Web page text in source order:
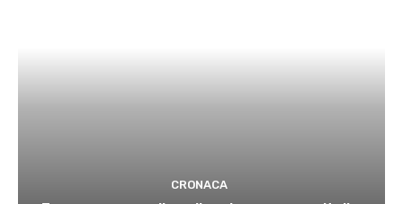
CRONACA